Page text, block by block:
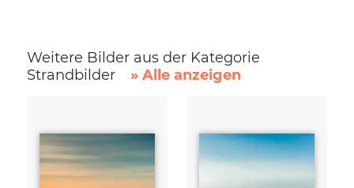
Weitere Bilder aus der Kategorie
Strandbilder
» Alle anzeigen